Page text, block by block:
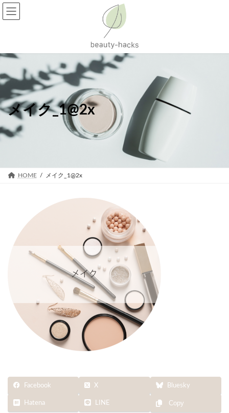
コ
ン
ス
ッ
プ
ナ
ビ
ン
移
動
メイク_1@2x
HOME メイク_1@2x
Facebook X Bluesky
Hatena LINE Copy